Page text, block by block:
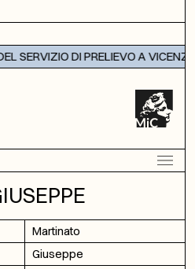
SERVIZIO DI PRELIEVO A VICENZA
Martinato
Giuseppe